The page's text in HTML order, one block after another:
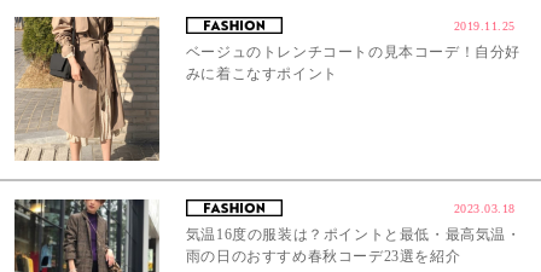
2019.11.25
ベージュのトレンチコートの見本コーデ！自分好
みに着こなすポイント
2023.03.18
気温16度の服装は？ポイントと最低・最高気温・
雨の日のおすすめ春秋コーデ23選を紹介